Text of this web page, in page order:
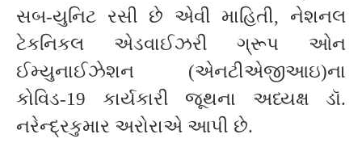
સબ-યુનિટ રસી છે એવી માહિતી, નેશનલ
ટેકનિકલ એડવાઈઝરી ગ્રૂપ ઓન
ઈમ્યુનાઈઝેશન (એનટીએજીઆઇ)ના
કોવિડ-19 કાર્યકારી જૂથના અધ્યક્ષ ડૉ.
નરેન્દ્રકુમાર અરોરાએ આપી છે.